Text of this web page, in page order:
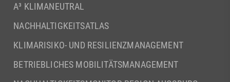
A³ KLIMANEUTRAL
NACHHALTIGKEITSATLAS
KLIMARISIKO- UND RESILIENZMANAGEMENT
BETRIEBLICHES MOBILITÄTSMANAGEMENT